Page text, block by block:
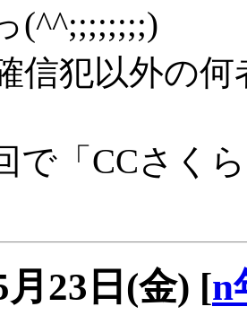
(^^;;;;;;;;)
信犯以外の
で「CCさく
月23日(金) [n